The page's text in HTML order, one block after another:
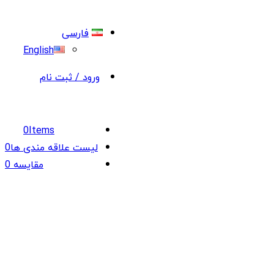
فارسی
English
ورود / ثبت نام
0Items
لیست علاقه مندی ها0
مقایسه0